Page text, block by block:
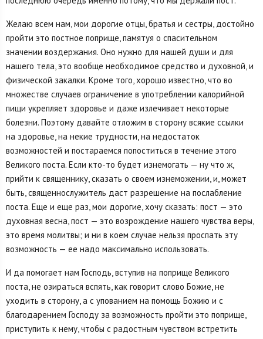
Желаю всем нам, мои дорогие отцы, братья и сестры, достойно
пройти это постное поприще, памятуя о спасительном
значении воздержания. Оно нужно для нашей души и для
нашего тела, это вообще необходимое средство и духовной, и
физической закалки. Кроме того, хорошо известно, что во
множестве случаев ограничение в употреблении калорийной
пищи укрепляет здоровье и даже излечивает некоторые
болезни. Поэтому давайте отложим в сторону всякие ссылки
на здоровье, на некие трудности, на недостаток
возможностей и постараемся попоститься в течение этого
Великого поста. Если кто-то будет изнемогать — ну что ж,
прийти к священнику, сказать о своем изнеможении, и, может
быть, священнослужитель даст разрешение на послабление
поста. Еще и еще раз, мои дорогие, хочу сказать: пост — это
духовная весна, пост — это возрождение нашего чувства веры,
это время молитвы; и ни в коем случае нельзя проспать эту
возможность — ее надо максимально использовать.
И да помогает нам Господь, вступив на поприще Великого
поста, не озираться вспять, как говорит слово Божие, не
уходить в сторону, а с упованием на помощь Божию и с
благодарением Господу за возможность пройти это поприще,
приступить к нему, чтобы с радостным чувством встретить